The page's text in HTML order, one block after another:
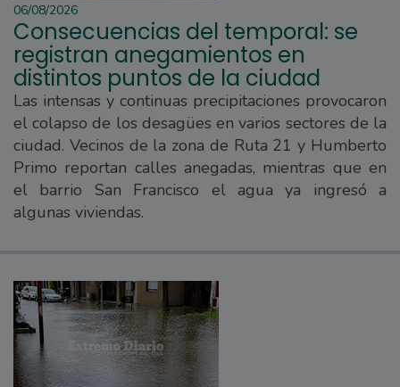
06/08/2026
Consecuencias del temporal: se
registran anegamientos en
distintos puntos de la ciudad
Las intensas y continuas precipitaciones provocaron
el colapso de los desagües en varios sectores de la
ciudad. Vecinos de la zona de Ruta 21 y Humberto
Primo reportan calles anegadas, mientras que en
el barrio San Francisco el agua ya ingresó a
algunas viviendas.